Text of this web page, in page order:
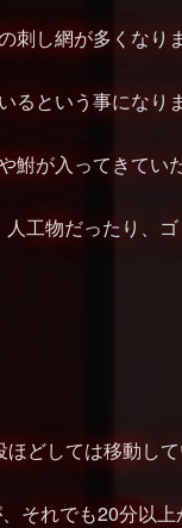
刺し網が多くなり
るという事になり
鮒が入ってきてい
工物だったり、
どしては移動して
それでも20分以